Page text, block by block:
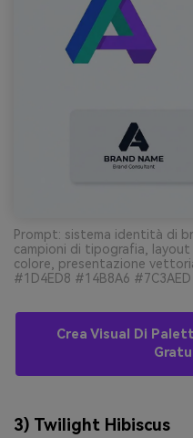
Prompt: sistema identità di
campioni di tipografia,
colore, presentazione
#1D4ED8 #14B8A6
Crea Visual Di
3) Twilight Hibiscus